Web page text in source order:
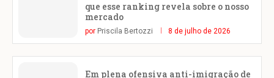
que esse ranking revela sobre o nosso
mercado
por Priscila Bertozzi 8 de julho de 2026
Em plena ofensiva anti-imigração de